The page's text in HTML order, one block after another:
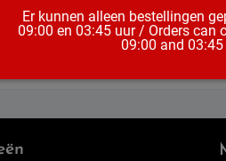
Er kunnen alleen bestellingen
09:00 en 03:45 uur / Orders can
09:00 and 03:45